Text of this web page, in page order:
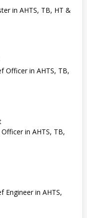
in AHTS, TB, HT &
Officer in AHTS, TB,
in AHTS, TB,
Engineer in AHTS,